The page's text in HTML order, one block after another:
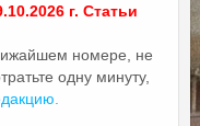
г. Статьи
номере, не
одну минуту,